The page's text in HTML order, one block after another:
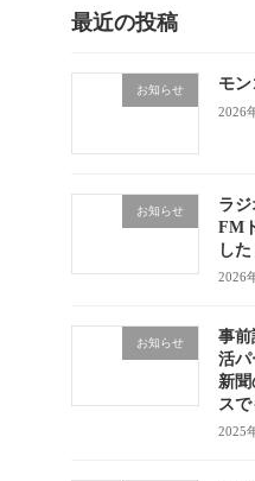
最近の投稿
お知らせ モン
2026
お知らせ
ラ
FM
した
2026
お知らせ
事前
活パ
新聞
スで
2025